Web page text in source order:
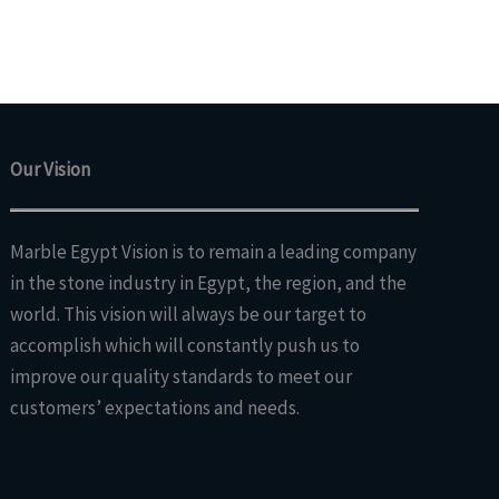
Our Vision
Marble Egypt Vision is to remain a leading company
in the stone industry in Egypt, the region, and the
world. This vision will always be our target to
accomplish which will constantly push us to
improve our quality standards to meet our
customers’ expectations and needs.